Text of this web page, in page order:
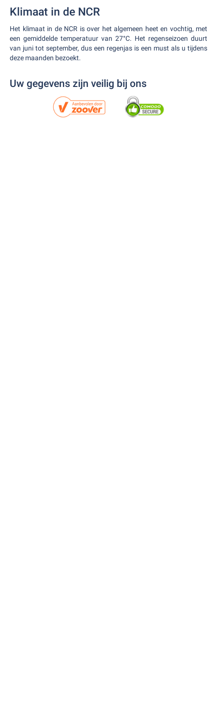
Klimaat in de NCR
Het klimaat in de NCR is over het algemeen heet en vochtig, met
een gemiddelde temperatuur van 27°C. Het regenseizoen duurt
van juni tot september, dus een regenjas is een must als u tijdens
deze maanden bezoekt.
Uw gegevens zijn veilig bij ons